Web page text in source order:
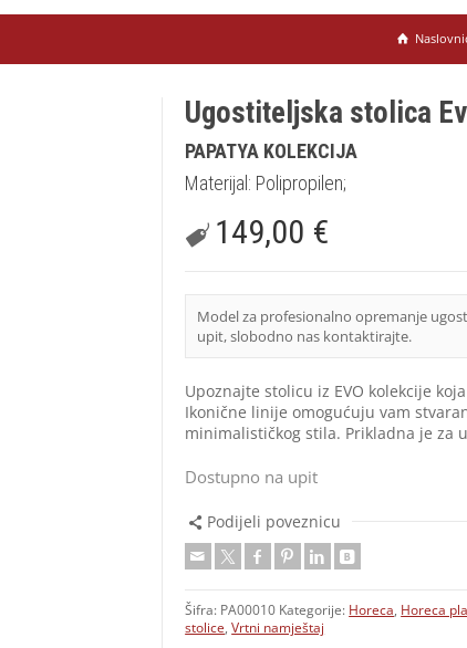
Ugostiteljska stolica
PAPATYA KOLEKCIJA
Materijal: Polipropilen;
149,00 €
Model za profesionalno opremanje
upit, slobodno nas kontaktirajte.
Upoznajte stolicu iz EVO kolekcije
Ikonične linije omogućuju vam
minimalističkog stila. Prikladna je za
Dostupno na upit
Podijeli poveznicu
Šifra: PA00010 Kategorije: Horeca Horeca
stolice ,Vrtni namještaj